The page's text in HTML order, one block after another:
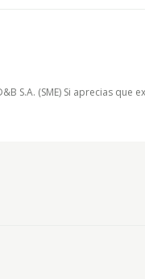
S.A. (SME) Si aprecias